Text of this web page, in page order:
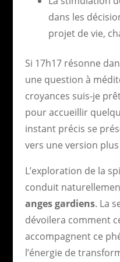
dans les
projet de vie,
Si 17h17 résonne
une question à
croyances suis-je
pour accueillir
instant précis se
vers une version
L’exploration de la
conduit
anges gardiens. La
dévoilera comment
accompagnent ce
l’énergie de